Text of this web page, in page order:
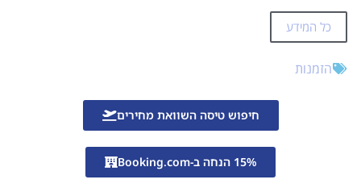
כל המידע
הזמנות
חיפוש טיסה השוואת מחירים
15% הנחה ב-Booking.com